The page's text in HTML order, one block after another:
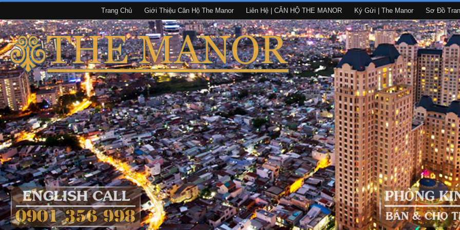
Trang Chủ Giới Thiệu Căn Hộ The Manor Liên Hệ | CĂN HỘ THE MANOR Ký Gửi | The Manor Sơ Đồ